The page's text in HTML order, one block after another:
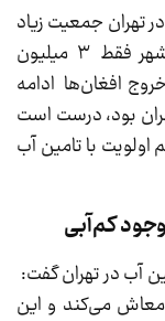
تهران جمعیت زیاد
است که باید کنترل شود اکنون در این شهر فقط ۳ میلیون
افغان‌ها ادامه
بود، درست است
با تامین آب
کم‌آبی
آب در تهران گفت:
معاش می‌کند و این